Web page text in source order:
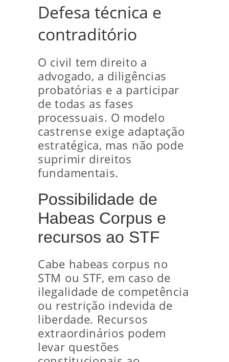
Defesa técnica e
contraditório
O civil tem direito a
advogado, a diligências
probatórias e a participar
de todas as fases
processuais. O modelo
castrense exige adaptação
estratégica, mas não pode
suprimir direitos
fundamentais.
Possibilidade de
Habeas Corpus e
recursos ao STF
Cabe habeas corpus no
STM ou STF, em caso de
ilegalidade de competência
ou restrição indevida de
liberdade. Recursos
extraordinários podem
levar questões